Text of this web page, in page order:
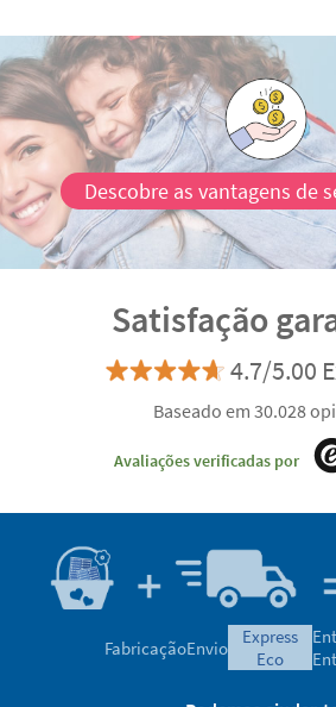
As Foto autocolantes Stikets são
diferentes superfícies lisas. Podes
e colocar noutro sem deixar
Descobre as vantagens de
Satisfação
4.7/5.00
Baseado em 30.028
Avaliações verificadas por